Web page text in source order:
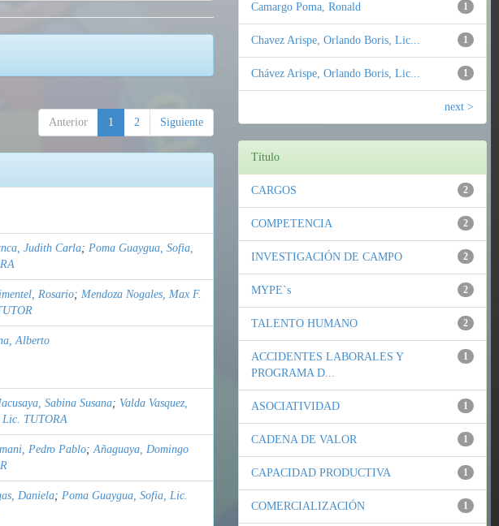
Anterior 1 2 Siguiente
Judith Carla; Poma Guaygua, Sofia,
Rosario; Mendoza Nogales, Max F.
Alberto
Sabina Susana; Valda Vasquez,
Lic. TUTORA
Pedro Pablo;Añaguaya, Domingo
Daniela; Poma Guaygua, Sofia, Lic.
1
Camargo Poma, Ronald
1
Chavez Arispe, Orlando Boris, Lic...
1
Chávez Arispe, Orlando Boris, Lic...
next >
Título
2
CARGOS
2
COMPETENCIA
2
INVESTIGACIÓN DE CAMPO
2
MYPE`s
2
TALENTO HUMANO
1
ACCIDENTES LABORALES Y
PROGRAMA D...
1
ASOCIATIVIDAD
1
CADENA DE VALOR
1
CAPACIDAD PRODUCTIVA
1
COMERCIALIZACIÓN